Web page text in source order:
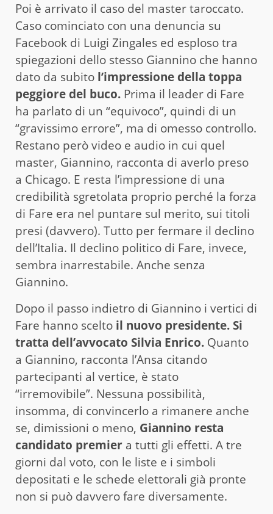
Poi è arrivato il caso del master taroccato.
Caso cominciato con una denuncia su
Facebook di Luigi Zingales ed esploso tra
spiegazioni dello stesso Giannino che hanno
dato da subito l’impressione della toppa
peggiore del buco. Prima il leader di Fare
ha parlato di un “equivoco”, quindi di un
“gravissimo errore”, ma di omesso controllo.
Restano però video e audio in cui quel
master, Giannino, racconta di averlo preso
a Chicago. E resta l’impressione di una
credibilità sgretolata proprio perché la forza
di Fare era nel puntare sul merito, sui titoli
presi (davvero). Tutto per fermare il declino
dell’Italia. Il declino politico di Fare, invece,
sembra inarrestabile. Anche senza
Giannino.
Dopo il passo indietro di Giannino i vertici di
Fare hanno scelto il nuovo presidente. Si
tratta dell’avvocato Silvia Enrico. Quanto
a Giannino, racconta l’Ansa citando
partecipanti al vertice, è stato
“irremovibile”. Nessuna possibilità,
insomma, di convincerlo a rimanere anche
se, dimissioni o meno, Giannino resta
candidato premier a tutti gli effetti. A tre
giorni dal voto, con le liste e i simboli
depositati e le schede elettorali già pronte
non si può davvero fare diversamente.